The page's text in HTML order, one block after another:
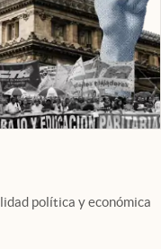
política y económica